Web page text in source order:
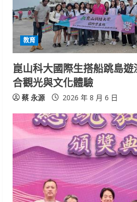
教育
崑山科大國際生搭船跳島
合觀光與文化體驗
蔡 永源 2026 年 8 月 6 日